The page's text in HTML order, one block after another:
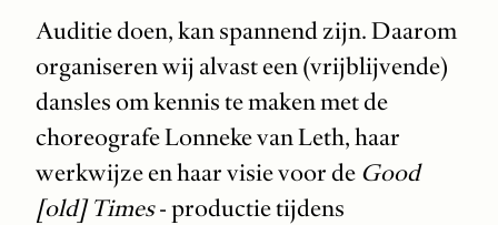
Auditie doen, kan spannend zijn. Daarom
organiseren wij alvast een (vrijblijvende)
dansles om kennis te maken met de
choreografe Lonneke van Leth, haar
werkwijze en haar visie voor de Good
[old] Times- productie tijdens